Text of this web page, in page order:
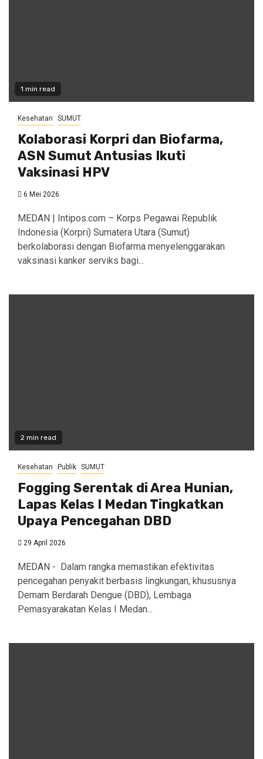
1 min read
Kesehatan SUMUT
Kolaborasi Korpri dan Biofarma,
ASN Sumut Antusias Ikuti
Vaksinasi HPV
6 Mei 2026
MEDAN | Intipos.com – Korps Pegawai Republik
Indonesia (Korpri) Sumatera Utara (Sumut)
berkolaborasi dengan Biofarma menyelenggarakan
vaksinasi kanker serviks bagi...
2 min read
Kesehatan Publik SUMUT
Fogging Serentak di Area Hunian,
Lapas Kelas I Medan Tingkatkan
Upaya Pencegahan DBD
29 April 2026
MEDAN - Dalam rangka memastikan efektivitas
pencegahan penyakit berbasis lingkungan, khususnya
Demam Berdarah Dengue (DBD), Lembaga
Pemasyarakatan Kelas I Medan...